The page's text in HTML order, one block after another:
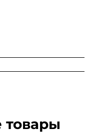
товары